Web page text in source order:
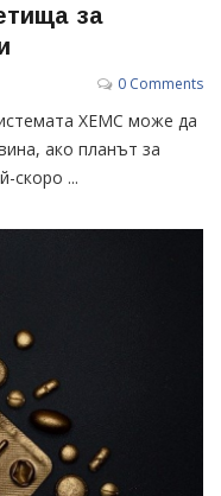
за
0 Comments
ХЕМС може да
ако планът за
скоро ...